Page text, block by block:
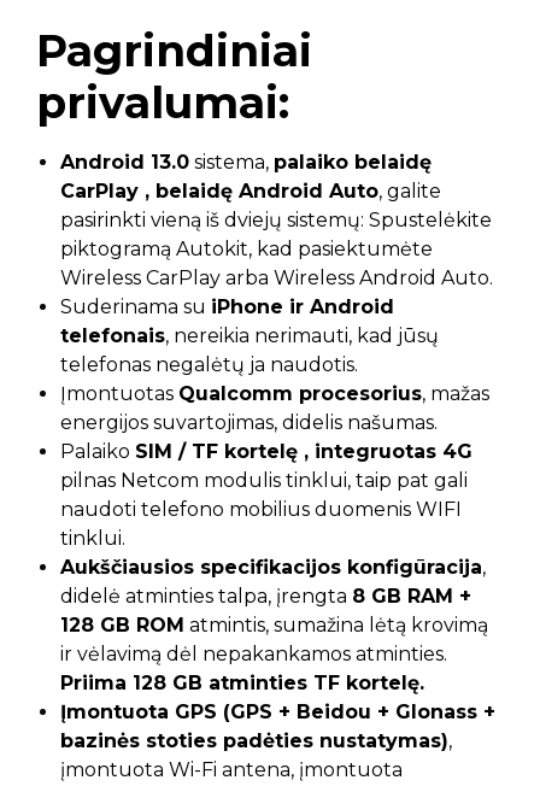
Pagrindiniai
privalumai:
Android 13.0 sistema, palaiko belaidę
CarPlay , belaidę Android Auto, galite
pasirinkti vieną iš dviejų sistemų: Spustelėkite
piktogramą Autokit, kad pasiektumėte
Wireless CarPlay arba Wireless Android Auto.
Suderinama su iPhone ir Android
telefonais, nereikia nerimauti, kad jūsų
telefonas negalėtų ja naudotis.
Įmontuotas Qualcomm procesorius, mažas
energijos suvartojimas, didelis našumas.
Palaiko SIM / TF kortelę , integruotas 4G
pilnas Netcom modulis tinklui, taip pat gali
naudoti telefono mobilius duomenis WIFI
tinklui.
Aukščiausios specifikacijos konfigūracija,
didelė atminties talpa, įrengta 8 GB RAM +
128 GB ROM atmintis, sumažina lėtą krovimą
ir vėlavimą dėl nepakankamos atminties.
Priima 128 GB atminties TF kortelę.
Įmontuota GPS (GPS + Beidou + Glonass +
bazinės stoties padėties nustatymas),
įmontuota Wi-Fi antena, įmontuota